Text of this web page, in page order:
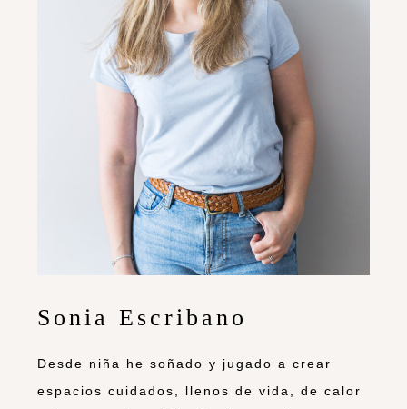
Sonia Escribano
Desde niña he soñado y jugado a crear
espacios cuidados, llenos de vida, de calor